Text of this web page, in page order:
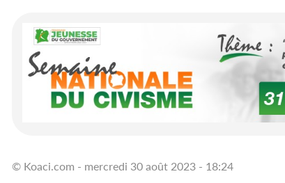
© Koaci.com - mercredi 30 août 2023 - 18:24